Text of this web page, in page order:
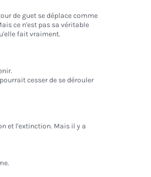
de guet se déplace comme
ce n'est pas sa véritable
fait vraiment.
cesser de se dérouler
et l'extinction. Mais il y a